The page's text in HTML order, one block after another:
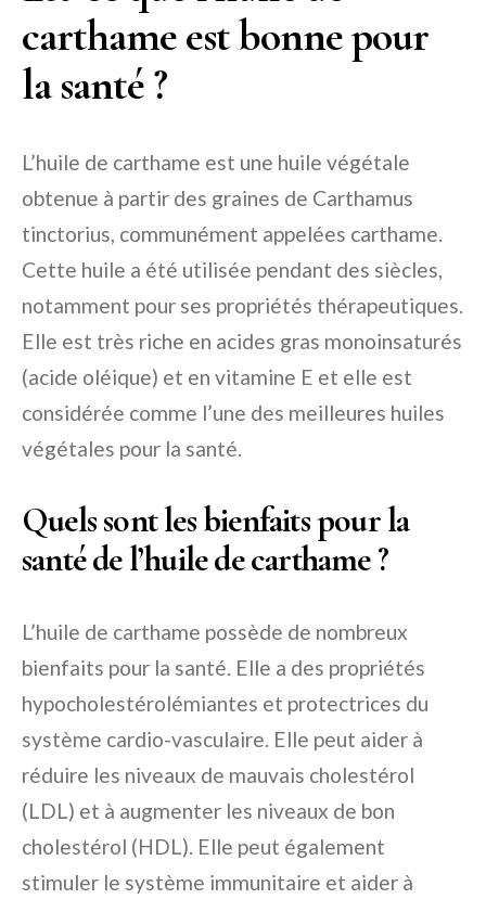
carthame est bonne pour
la santé ?
L’huile de carthame est une huile végétale
obtenue à partir des graines de Carthamus
tinctorius, communément appelées carthame.
Cette huile a été utilisée pendant des siècles,
notamment pour ses propriétés thérapeutiques.
Elle est très riche en acides gras monoinsaturés
(acide oléique) et en vitamine E et elle est
considérée comme l’une des meilleures huiles
végétales pour la santé.
Quels sont les bienfaits pour la
santé de l’huile de carthame ?
L’huile de carthame possède de nombreux
bienfaits pour la santé. Elle a des propriétés
hypocholestérolémiantes et protectrices du
système cardio-vasculaire. Elle peut aider à
réduire les niveaux de mauvais cholestérol
(LDL) et à augmenter les niveaux de bon
cholestérol (HDL). Elle peut également
stimuler le système immunitaire et aider à